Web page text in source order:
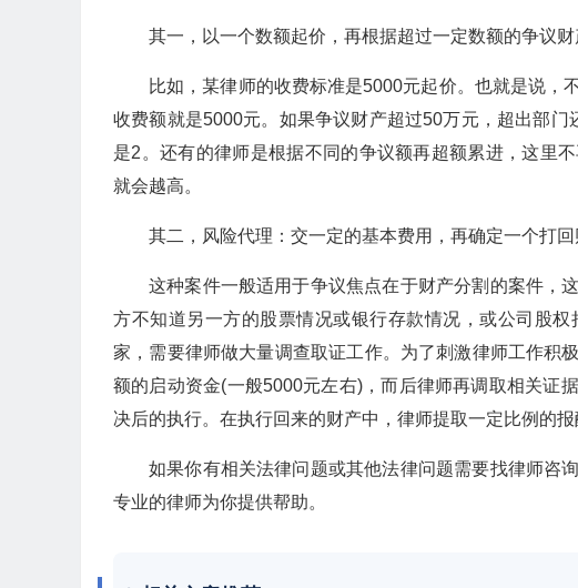
其一，以一个数额起价，再根据超过一定数额的争议财
比如，某律师的收费标准是5000元起价。也就是说，
收费额就是5000元。如果争议财产超过50万元，超出部
是2。还有的律师是根据不同的争议额再超额累进，这里
就会越高。
其二，风险代理：交一定的基本费用，再确定一个打回
这种案件一般适用于争议焦点在于财产分割的案件，
方不知道另一方的股票情况或银行存款情况，或公司股
家，需要律师做大量调查取证工作。为了刺激律师工作积
额的启动资金(一般5000元左右)，而后律师再调取相关证
决后的执行。在执行回来的财产中，律师提取一定比例的
如果你有相关法律问题或其他法律问题需要找律师咨
专业的律师为你提供帮助。